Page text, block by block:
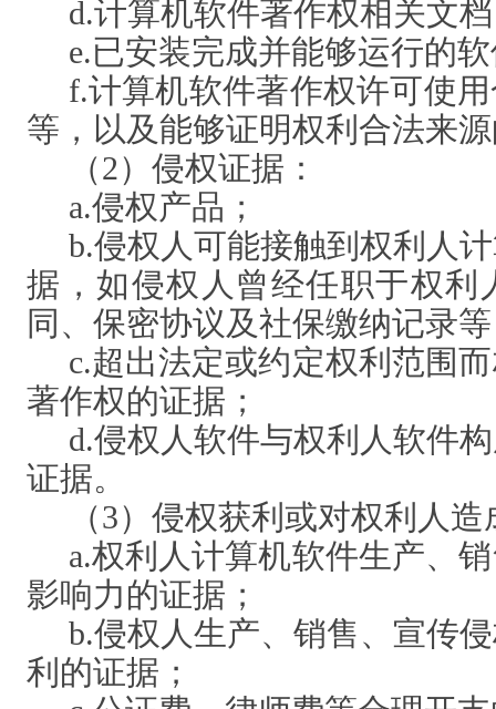
d.计算机软件著作权相关文
e.已安装完成并能够运行的
f.计算机软件著作权许可使
等，以及能够证明权利合法来
（2）侵权证据：
a.侵权产品；
b.侵权人可能接触到权利人
据，如侵权人曾经任职于权利
同、保密协议及社保缴纳记录
c.超出法定或约定权利范围
著作权的证据；
d.侵权人软件与权利人软件
证据。
（3）侵权获利或对权利人
a.权利人计算机软件生产、
影响力的证据；
b.侵权人生产、销售、宣传
利的证据；